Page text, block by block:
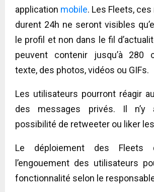
application mobile. Les Fleets,
durent 24h ne seront visibles
le profil et non dans le fil
peuvent contenir jusqu’à 280
texte, des photos, vidéos ou GIFs.
Les utilisateurs pourront réagir
des messages privés. Il n’y
possibilité de retweeter ou liker
Le déploiement des Fleets
l’engouement des utilisateurs
fonctionnalité selon le